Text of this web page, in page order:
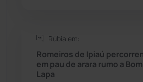
Sudoeste Baiano
Tanhaçu
Rúbia em:
Romeiros de Ipiaú
em pau de arara rumo a
Lapa